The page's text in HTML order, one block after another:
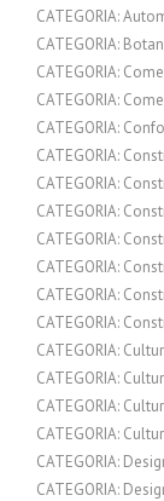
CATEGORIA:
CATEGORIA:
CATEGORIA:
CATEGORIA:
CATEGORIA:
CATEGORIA:
CATEGORIA:
CATEGORIA:
CATEGORIA:
CATEGORIA:
CATEGORIA:
CATEGORIA:
CATEGORIA:
CATEGORIA:
CATEGORIA:
CATEGORIA:
CATEGORIA:
CATEGORIA: